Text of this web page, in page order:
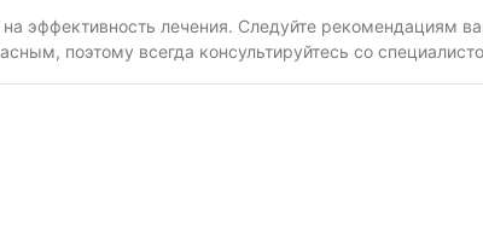
эффективность лечения. Следуйте рекомендациям
поэтому всегда консультируйтесь со